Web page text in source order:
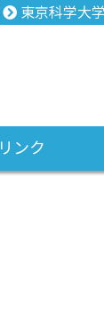
東京科学大
リンク